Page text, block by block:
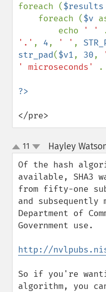
foreach ($results
    foreach (
$v
        echo
' '
'.' , 4, ' ' ,
str_pad($v1, 30,
' microseconds'
.
</pre>
up
down
11 Hayley
Of the hash
available, SHA3
from fifty-one
and subsequently
Department of
Government use.
http://
So if you're
algorithm, you